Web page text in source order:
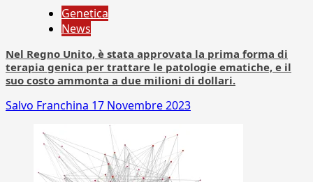
Genetica
News
Nel Regno Unito, è stata approvata la prima forma di
terapia genica per trattare le patologie ematiche, e il
suo costo ammonta a due milioni di dollari.
Salvo Franchina 17 Novembre 2023